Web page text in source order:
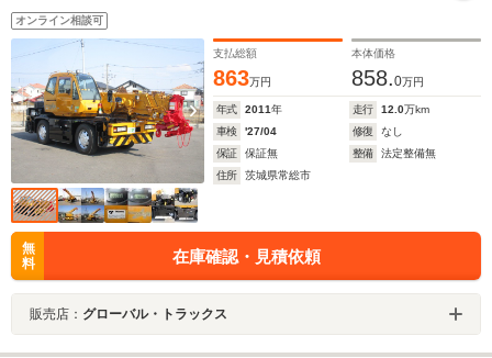
オンライン相談可
支払総額
863万円
本体価格
858.0万円
年式 2011年 走行 12.0万km
車検
'27/04 修復
なし
保証
保証無 整備
法定整備無
住所
茨城県常総市
無
料
在庫確認・見積依頼
販売店： グローバル・トラックス